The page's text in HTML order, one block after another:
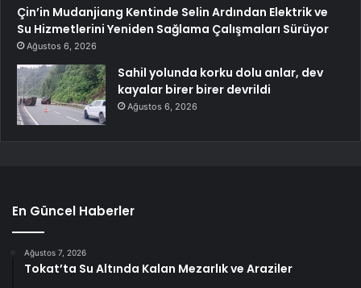
Çin’in Mudanjiang Kentinde Selin Ardından Elektrik ve
Su Hizmetlerini Yeniden Sağlama Çalışmaları Sürüyor
Ağustos 6, 2026
Sahil yolunda korku dolu anlar, dev
kayalar birer birer devrildi
Ağustos 6, 2026
En Güncel Haberler
Ağustos 7, 2026
Tokat’ta Su Altında Kalan Mezarlık ve Araziler